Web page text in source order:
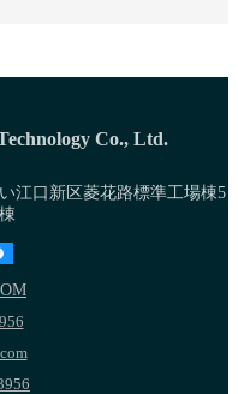
Co., Ltd.
江口新区菱花路標準工場棟5